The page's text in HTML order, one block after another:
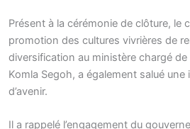
Présent à la cérémonie de clôture, le
promotion des cultures vivrières de
diversification au ministère chargé de
Komla Segoh, a également salué
d’avenir.
Il a rappelé l’engagement du